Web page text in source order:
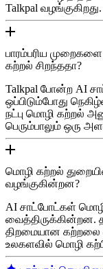
Talkpal வழங்குகிறது.
பாரம்பரிய
கற்றல் சிறந்ததா?
Talkpal போன்ற AI
ஒப்பிடும்போது
நட்பு மொழி கற்றல்
பெரும்பாலும் ஒரு
மொழி கற்றல்
வழங்குகின்றன?
AI சாட்போட்கள்
வைத்திருக்கின்றன.
திறமையான
உலகளவில் மொழி